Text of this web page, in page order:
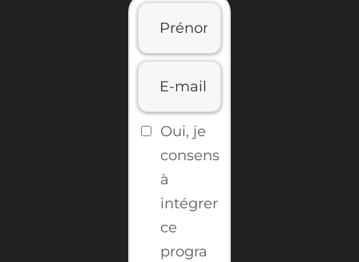
Oui, je
consens
à
intégrer
ce
progra